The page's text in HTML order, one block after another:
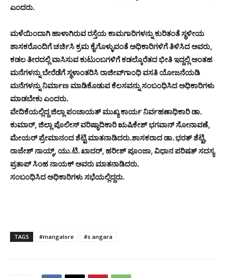
ಎಂದರು.
ಮಳೆಯಿಂದಾಗಿ ಹಾಳಾಗಿರುವ ರಸ್ತೆಯ ಕಾಮಗಾರಿಗಳನ್ನು ಕುರಿತಂತೆ ಸ್ಥಳೀಯ
ಶಾಸಕರೊಂದಿಗೆ ಚರ್ಚಿಸಿ ಕ್ರಮ ಕೈಗೊಳ್ಳುವಂತೆ ಅಧಿಕಾರಿಗಳಿಗೆ ತಿಳಿಸಿದ ಅವರು,
ಕಡಲ ತೀರದಲ್ಲಿ ವಾಸಿಸುವ ಕುಟುಂಬಗಳಿಗೆ ಕಡಲ್ಕೊರೆತದ ಭೀತಿ ಇದ್ದಲ್ಲಿ ಅಂತಹ
ಮನೆಗಳನ್ನು ಬೇರೆಡೆಗೆ ಸ್ಥಳಾಂತರಿಸಿ ರಾಜೀವ್‍ಗಾಂಧಿ ವಸತಿ ಯೋಜನೆಯಡಿ
ಮನೆಗಳನ್ನು ನಿರ್ಮಾಣ ಮಾಡಿಕೊಡುವ ಕೆಲಸವನ್ನು ಸಂಬಂಧಿಸಿದ ಅಧಿಕಾರಿಗಳು
ಮಾಡಬೇಕು ಎಂದರು.
ವೇದಿಕೆಯಲ್ಲಿದ್ದ ಜಿಲ್ಲಾ ಪಂಚಾಯತ್ ಮುಖ್ಯ ಕಾರ್ಯ ನಿರ್ವಹಣಾಧಿಕಾರಿ ಡಾ.
ಕುಮಾರ್, ಜಿಲ್ಲಾ ಪೊಲೀಸ್ ವರಿಷ್ಠಾದಿಕಾರಿ ಋಷಿಕೇಶ್ ಭಗವಾನ್ ಸೋನಾವಣೆ,
ಮೇಯರ್ ಪ್ರೇಮಾನಂದ ಶೆಟ್ಟಿ ಮಾತನಾಡಿದರು.ಶಾಸಕರಾದ ಡಾ. ಭರತ್ ಶೆಟ್ಟಿ,
ರಾಜೇಶ್ ನಾಯ್ಕ್, ಯು.ಟಿ. ಖಾದರ್, ಹರೀಶ್ ಪೂಂಜಾ, ವಿಧಾನ ಪರಿಷತ್ ಸದಸ್ಯ
ಪ್ರತಾಪ್ ಸಿಂಹ ನಾಯಕ್ ಅವರು ಮಾತನಾಡಿದರು.
ಸಂಬಂಧಿಸಿದ ಅಧಿಕಾರಿಗಳು ಸಭೆಯಲ್ಲಿದ್ದರು.
TAGS #mangalore #s angara